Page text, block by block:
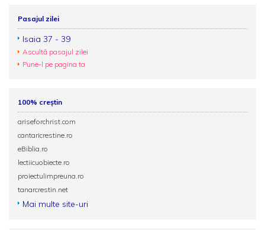
Pasajul zilei
Isaia 37 - 39
Ascultă pasajul zilei
Pune-l pe pagina ta
100% creștin
ariseforchrist.com
cantaricrestine.ro
eBiblia.ro
lectiicuobiecte.ro
proiectulimpreuna.ro
tanarcrestin.net
Mai multe site-uri